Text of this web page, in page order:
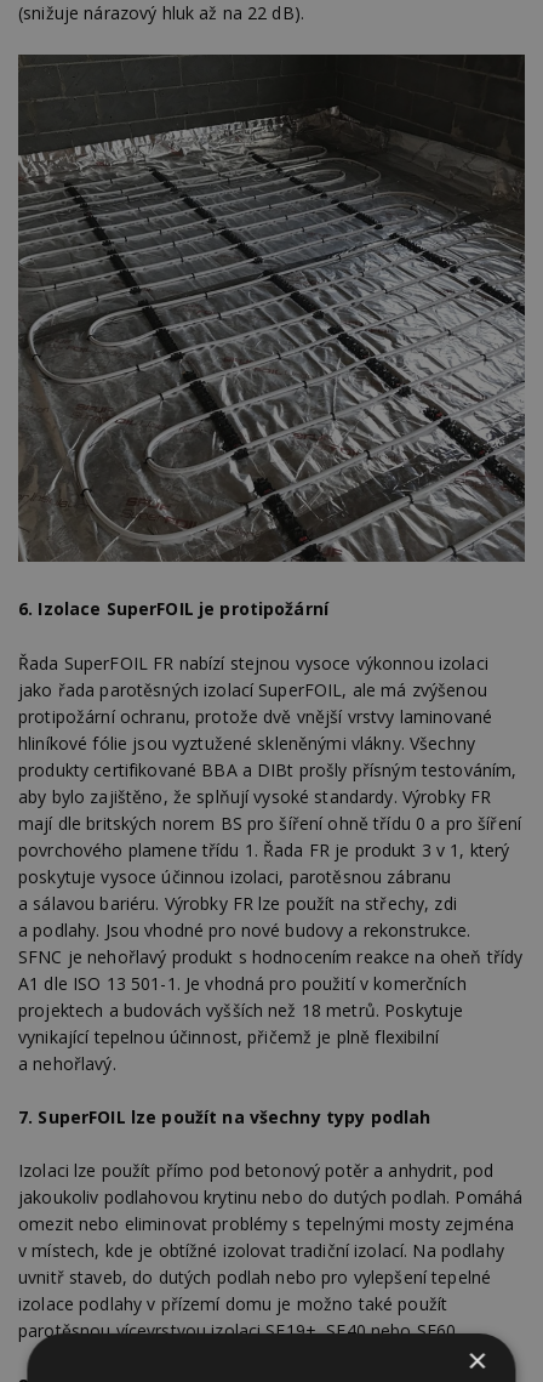
(snižuje nárazový hluk až na 22 dB).
6. Izolace SuperFOIL je protipožární
Řada SuperFOIL FR nabízí stejnou vysoce výkonnou izolaci
jako řada parotěsných izolací SuperFOIL, ale má zvýšenou
protipožární ochranu, protože dvě vnější vrstvy laminované
hliníkové fólie jsou vyztužené skleněnými vlákny. Všechny
produkty certifikované BBA a DIBt prošly přísným testováním,
aby bylo zajištěno, že splňují vysoké standardy. Výrobky FR
mají dle britských norem BS pro šíření ohně třídu 0 a pro šíření
povrchového plamene třídu 1. Řada FR je produkt 3 v 1, který
poskytuje vysoce účinnou izolaci, parotěsnou zábranu
a sálavou bariéru. Výrobky FR lze použít na střechy, zdi
a podlahy. Jsou vhodné pro nové budovy a rekonstrukce.
SFNC je nehořlavý produkt s hodnocením reakce na oheň třídy
A1 dle ISO 13 501-1. Je vhodná pro použití v komerčních
projektech a budovách vyšších než 18 metrů. Poskytuje
vynikající tepelnou účinnost, přičemž je plně flexibilní
a nehořlavý.
7. SuperFOIL lze použít na všechny typy podlah
Izolaci lze použít přímo pod betonový potěr a anhydrit, pod
jakoukoliv podlahovou krytinu nebo do dutých podlah. Pomáhá
omezit nebo eliminovat problémy s tepelnými mosty zejména
v místech, kde je obtížné izolovat tradiční izolací. Na podlahy
uvnitř staveb, do dutých podlah nebo pro vylepšení tepelné
izolace podlahy v přízemí domu je možno také použít
parotěsnou vícevrstvou izolaci SF19+, SF40 nebo SF60.
×